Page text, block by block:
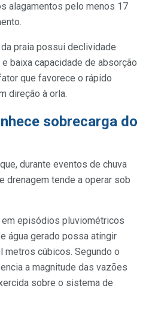
alagamentos pelo menos 17
praia possui declividade
baixa capacidade de absorção
que favorece o rápido
direção à orla.
sobrecarga do
durante eventos de chuva
drenagem tende a operar sob
episódios pluviométricos
água gerado possa atingir
metros cúbicos. Segundo o
a magnitude das vazões
sobre o sistema de